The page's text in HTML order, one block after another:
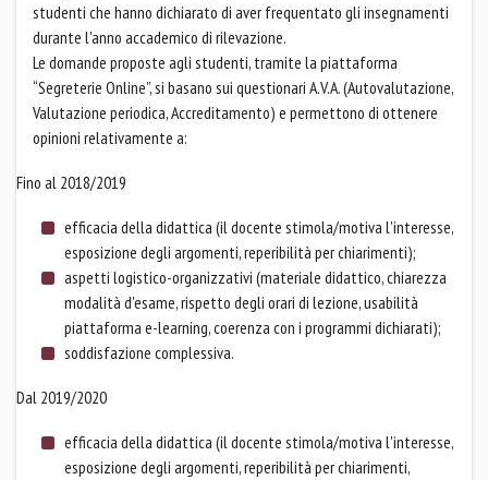
studenti che hanno dichiarato di aver frequentato gli insegnamenti
durante l'anno accademico di rilevazione.
Le domande proposte agli studenti, tramite la piattaforma
“Segreterie Online”, si basano sui questionari A.V.A. (Autovalutazione,
Valutazione periodica, Accreditamento) e permettono di ottenere
opinioni relativamente a:
Fino al 2018/2019
efficacia della didattica (il docente stimola/motiva l'interesse,
esposizione degli argomenti, reperibilità per chiarimenti);
aspetti logistico-organizzativi (materiale didattico, chiarezza
modalità d'esame, rispetto degli orari di lezione, usabilità
piattaforma e-learning, coerenza con i programmi dichiarati);
soddisfazione complessiva.
Dal 2019/2020
efficacia della didattica (il docente stimola/motiva l'interesse,
esposizione degli argomenti, reperibilità per chiarimenti,